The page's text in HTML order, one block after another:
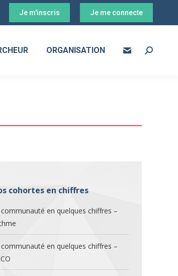
Je m'inscris Je me connecte
ORGANISATION Search:
cohortes en chiffres
en quelques chiffres –
en quelques chiffres –